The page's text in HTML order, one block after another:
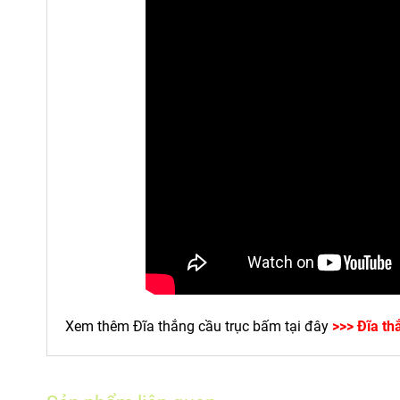
Xem thêm Đĩa thắng cầu trục bấm tại đây >>> Đĩa